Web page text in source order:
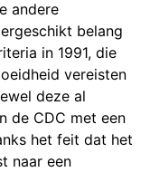
andere
belang
in 1991, die
vereisten
deze al
de CDC met een
het feit dat het
naar een